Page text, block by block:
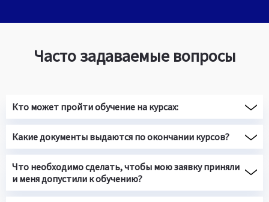
Часто задаваемые вопросы
Кто может пройти обучение на курсах:
Какие документы выдаются по окончании курсов?
Что необходимо сделать, чтобы мою заявку приняли
и меня допустили к обучению?